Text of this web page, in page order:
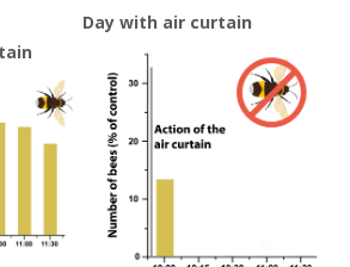
Day with air curtain